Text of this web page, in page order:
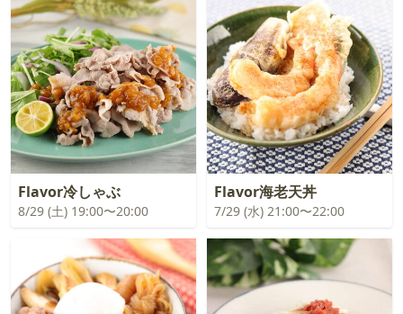
Flavor冷しゃぶ
8/29 (土) 19:00〜20:00
Flavor海老天丼
7/29 (水) 21:00〜22:00